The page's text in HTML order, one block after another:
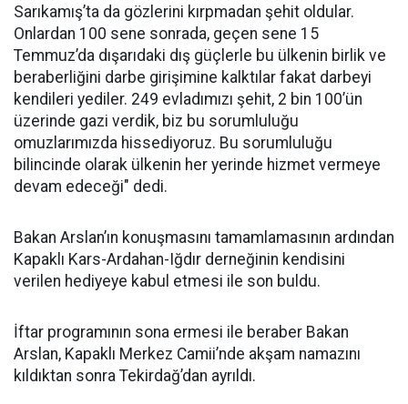
Sarıkamış’ta da gözlerini kırpmadan şehit oldular.
Onlardan 100 sene sonrada, geçen sene 15
Temmuz’da dışarıdaki dış güçlerle bu ülkenin birlik ve
beraberliğini darbe girişimine kalktılar fakat darbeyi
kendileri yediler. 249 evladımızı şehit, 2 bin 100’ün
üzerinde gazi verdik, biz bu sorumluluğu
omuzlarımızda hissediyoruz. Bu sorumluluğu
bilincinde olarak ülkenin her yerinde hizmet vermeye
devam edeceği" dedi.
Bakan Arslan’ın konuşmasını tamamlamasının ardından
Kapaklı Kars-Ardahan-Iğdır derneğinin kendisini
verilen hediyeye kabul etmesi ile son buldu.
İftar programının sona ermesi ile beraber Bakan
Arslan, Kapaklı Merkez Camii’nde akşam namazını
kıldıktan sonra Tekirdağ’dan ayrıldı.